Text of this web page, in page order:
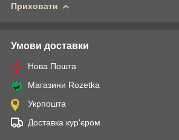
Приховати
Умови доставки
Нова Пошта
Магазини Rozetka
Укрпошта
Доставка кур'єром